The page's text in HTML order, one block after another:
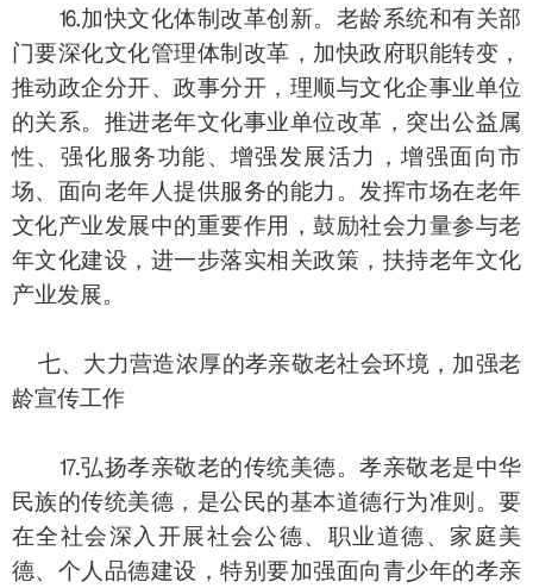
⒗加快文化体制改革创新。老龄系统和有关部
门要深化文化管理体制改革，加快政府职能转变，
推动政企分开、政事分开，理顺与文化企事业单位
的关系。推进老年文化事业单位改革，突出公益属
性、强化服务功能、增强发展活力，增强面向市
场、面向老年人提供服务的能力。发挥市场在老年
文化产业发展中的重要作用，鼓励社会力量参与老
年文化建设，进一步落实相关政策，扶持老年文化
产业发展。
七、大力营造浓厚的孝亲敬老社会环境，加强老
龄宣传工作
⒘弘扬孝亲敬老的传统美德。孝亲敬老是中华
民族的传统美德，是公民的基本道德行为准则。要
在全社会深入开展社会公德、职业道德、家庭美
德、个人品德建设，特别要加强面向青少年的孝亲